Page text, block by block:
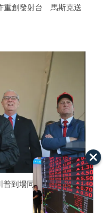
重創發射台 馬斯克送
到場同框馬斯克